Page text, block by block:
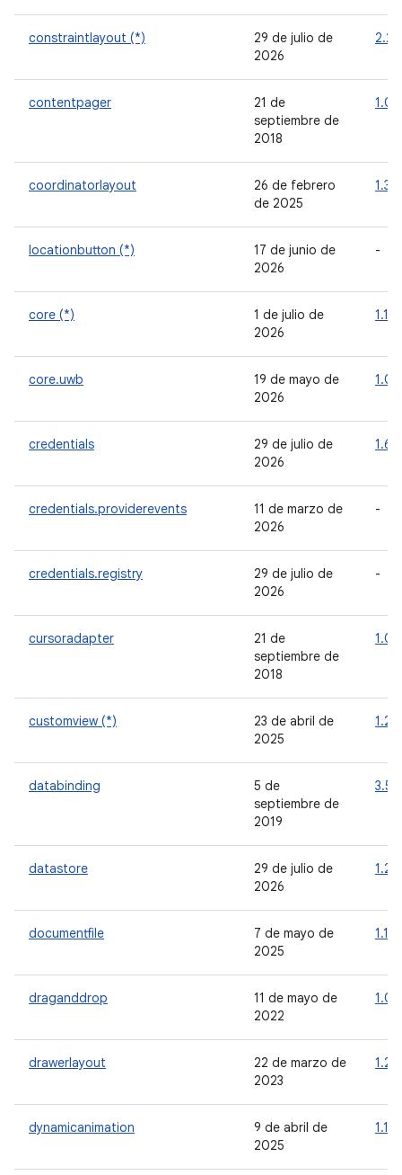
constraintlayout (*)
29 de julio de
2026
contentpager
21 de
septiembre de
2018
coordinatorlayout
26 de febrero
de 2025
1.3.0
locationbutton (*)
17 de junio de
2026
-
core (*)
1 de julio de
2026
core.uwb
19 de mayo de
2026
credentials
29 de julio de
2026
credentials.providerevents
11 de marzo de
2026
-
credentials.registry
29 de julio de
2026
-
cursoradapter
21 de
septiembre de
2018
customview (*)
23 de abril de
2025
databinding
5 de
septiembre de
2019
datastore
29 de julio de
2026
1.2.1
documentfile
7 de mayo de
2025
1.1.0
draganddrop
11 de mayo de
2022
drawerlayout
22 de marzo de
2023
dynamicanimation
9 de abril de
2025
1.1.0